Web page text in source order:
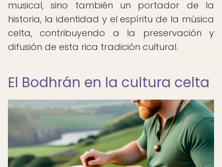
musical, sino también un portador de la
historia, la identidad y el espíritu de la música
celta, contribuyendo a la preservación y
difusión de esta rica tradición cultural.
El Bodhrán en la cultura celta